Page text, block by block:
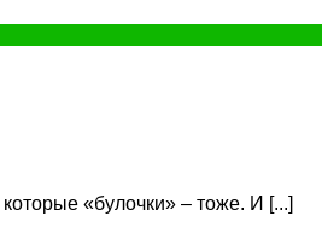
«булочки» – тоже. И [...]